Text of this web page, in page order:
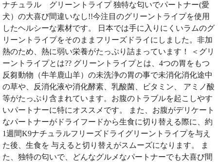
ナチュラル グリーントライプ 独特な匂いでパートナー(愛
犬）の大喜び間違いなし!!今注目のグリーントライプを使用
したヘルシーな素材です。 日本では手に入りにくいラムのグ
リーントライプをそのままフリーズドライにしました。非加
熱のため、熱に弱い栄養がたっぷり詰まっています！ ＜グリ
ーントライプとは?? グリーントライプとは、4つの胃をもつ
反芻動物（牛羊鹿山羊）の未洗浄の胃の事で未消化消化途中
の草や、反消化液や消化酵素、乳酸菌、ビタミン、 アミノ酸
等がたっぷり含まれています。お腹のトラブルを起こしやす
いパートナーに特にオススメです。 また、お腹がデリケート
なパートナーがドライフードから生食に切り替える際に、約
1週間K9ナチュラルフリーズドライグリーントライプを与え
た後、生食を 与えると切り替えがスムーズになります。 ま
た、独特の匂いで、どんなグルメなパートナーでも大喜び間